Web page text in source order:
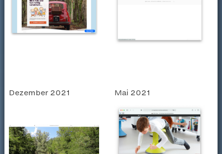
Dezember 2021 Mai 2021